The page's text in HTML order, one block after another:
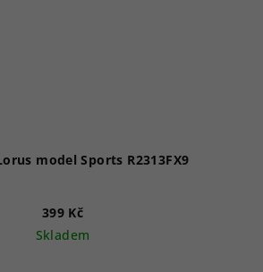
model Sports R2313FX9
399 Kč
Skladem